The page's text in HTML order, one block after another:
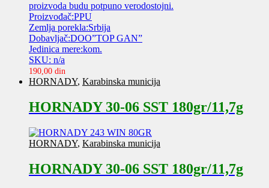
proizvoda budu potpuno verodostojni.
Proizvođač:PPU
Zemlja porekla:Srbija
Dobavljač:DOO”TOP GAN”
Jedinica mere:kom.
SKU: n/a
190,00 din
HORNADY, Karabinska municija
HORNADY 30-06 SST 180gr/11,7g
HORNADY, Karabinska municija
HORNADY 30-06 SST 180gr/11,7g